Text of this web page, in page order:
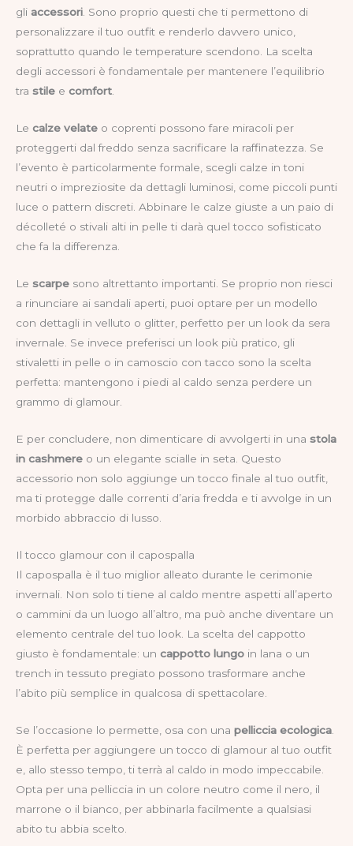
gli accessori. Sono proprio questi che ti permettono di
personalizzare il tuo outfit e renderlo davvero unico,
soprattutto quando le temperature scendono. La scelta
degli accessori è fondamentale per mantenere l’equilibrio
tra stile e comfort.
Le calze velate o coprenti possono fare miracoli per
proteggerti dal freddo senza sacrificare la raffinatezza. Se
l’evento è particolarmente formale, scegli calze in toni
neutri o impreziosite da dettagli luminosi, come piccoli punti
luce o pattern discreti. Abbinare le calze giuste a un paio di
décolleté o stivali alti in pelle ti darà quel tocco sofisticato
che fa la differenza.
Le scarpe sono altrettanto importanti. Se proprio non riesci
a rinunciare ai sandali aperti, puoi optare per un modello
con dettagli in velluto o glitter, perfetto per un look da sera
invernale. Se invece preferisci un look più pratico, gli
stivaletti in pelle o in camoscio con tacco sono la scelta
perfetta: mantengono i piedi al caldo senza perdere un
grammo di glamour.
E per concludere, non dimenticare di avvolgerti in una stola
in cashmere o un elegante scialle in seta. Questo
accessorio non solo aggiunge un tocco finale al tuo outfit,
ma ti protegge dalle correnti d’aria fredda e ti avvolge in un
morbido abbraccio di lusso.
Il tocco glamour con il capospalla
Il capospalla è il tuo miglior alleato durante le cerimonie
invernali. Non solo ti tiene al caldo mentre aspetti all’aperto
o cammini da un luogo all’altro, ma può anche diventare un
elemento centrale del tuo look. La scelta del cappotto
giusto è fondamentale: un cappotto lungo in lana o un
trench in tessuto pregiato possono trasformare anche
l’abito più semplice in qualcosa di spettacolare.
Se l’occasione lo permette, osa con una pelliccia ecologica
È perfetta per aggiungere un tocco di glamour al tuo outfit
e, allo stesso tempo, ti terrà al caldo in modo impeccabile.
Opta per una pelliccia in un colore neutro come il nero, il
marrone o il bianco, per abbinarla facilmente a qualsiasi
abito tu abbia scelto.